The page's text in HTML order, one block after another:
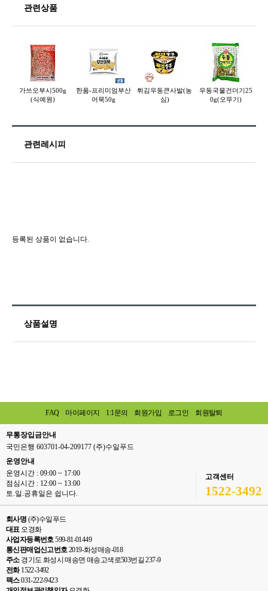
관련상품
가쓰오부시500g
(식예원)
한품-프리미엄부산
어묵50g
튀김우동큰사발(농
심)
우동국물건더기25
0g(오뚜기)
관련레시피
등록된 상품이 없습니다.
상품설명
FAQ 마이페이지 1:1문의 회원가입 로그인 회원탈퇴
무통장입금안내
국민은행 603701-04-209177 (주)수일푸드
운영안내
운영시간 : 09:00 ~ 17:00
점심시간 : 12:00 ~ 13:00
토.일.공휴일은 쉽니다.
고객센터
1522-3492
회사명 (주)수일푸드
대표오경화
사업자등록번호599-81-01449
통신판매업신고번호2019-화성매송-018
주소경기도 화성시 매송면 매송고색로503번길 237-9
전화1522-3492
팩스031-222-9423